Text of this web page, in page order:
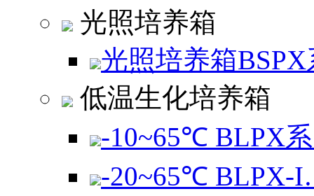
光照培养箱
光照培养箱
低温生化培养箱
-10~65℃ BLPX
-20~65℃ BLPX-